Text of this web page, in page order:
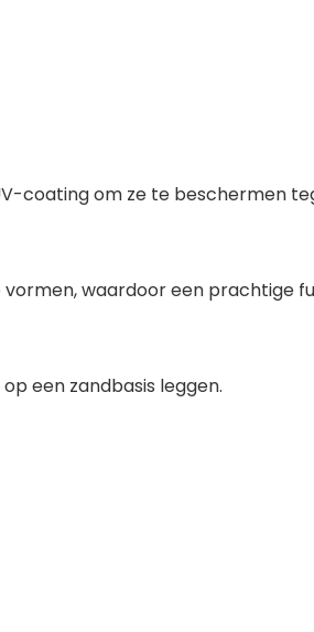
coating om ze te beschermen
waardoor een prachtige
een zandbasis leggen.